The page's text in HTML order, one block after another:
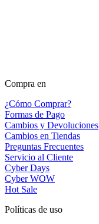
Compra en
¿Cómo Comprar?
Formas de Pago
Cambios y Devoluciones
Cambios en Tiendas
Preguntas Frecuentes
Servicio al Cliente
Cyber Days
Cyber WOW
Hot Sale
Políticas de uso